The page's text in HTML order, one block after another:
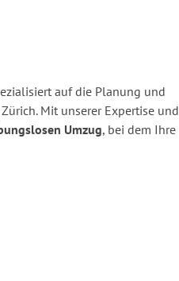
auf die Planung und
Mit unserer Expertise und
Umzug, bei dem Ihre